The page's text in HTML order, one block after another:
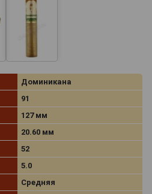
Доминикана
91
127 мм
20.60 мм
52
5.0
Средняя